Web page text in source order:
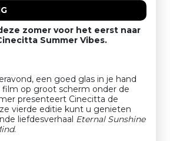
zomer voor het eerst naar
Summer Vibes.
een goed glas in je hand
film op groot scherm onder de
presenteert Cinecitta de
vierde editie kunt u genieten
liefdesverhaal Eternal Sunshine
.